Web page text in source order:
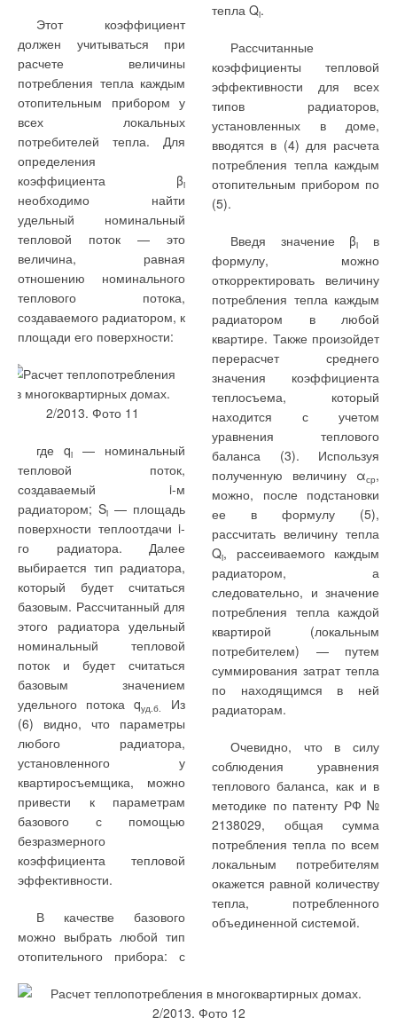
Этот коэффициент
должен учитываться при
расчете величины
потребления тепла каждым
отопительным прибором у
всех локальных
потребителей тепла. Для
определения
коэффициента βi
необходимо найти
удельный номинальный
тепловой поток — это
величина, равная
отношению номинального
теплового потока,
создаваемого радиатором, к
площади его поверхности:
где qi
— номинальный
тепловой поток,
создаваемый i-м
радиатором; Si — площадь
поверхности теплоотдачи i-
го радиатора. Далее
выбирается тип радиатора,
который будет считаться
базовым. Рассчитанный для
этого радиатора удельный
номинальный тепловой
поток и будет считаться
базовым значением
удельного потока qуд.б.
Из
(6) видно, что параметры
любого радиатора,
установленного у
квартиросъемщика, можно
привести к параметрам
базового с помощью
безразмерного
коэффициента тепловой
эффективности.
В качестве базового
можно выбрать любой тип
отопительного прибора: с
тепла Qi.
Рассчитанные
коэффициенты тепловой
эффективности для всех
типов радиаторов,
установленных в доме,
вводятся в (4) для расчета
потребления тепла каждым
отопительным прибором по
(5).
Введя значение βi
в
формулу, можно
откорректировать величину
потребления тепла каждым
радиатором в любой
квартире. Также произойдет
перерасчет среднего
значения коэффициента
теплосъема, который
находится с учетом
уравнения теплового
баланса (3). Используя
полученную величину αср,
можно, после подстановки
ее в формулу (5),
рассчитать величину тепла
Qi, рассеиваемого каждым
радиатором, а
следовательно, и значение
потребления тепла каждой
квартирой (локальным
потребителем) — путем
суммирования затрат тепла
по находящимся в ней
радиаторам.
Очевидно, что в силу
соблюдения уравнения
теплового баланса, как и в
методике по патенту РФ №
2138029, общая сумма
потребления тепла по всем
локальным потребителям
окажется равной количеству
тепла, потребленного
объединенной системой.